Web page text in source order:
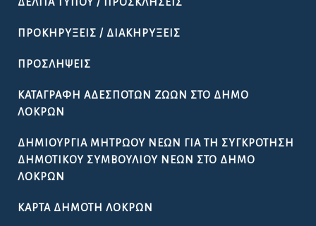
ΔΕΛΤΊΑ ΤΎΠΟΥ / ΠΡΟΣΚΛΉΣΕΙΣ
ΠΡΟΚΗΡΎΞΕΙΣ / ΔΙΑΚΗΡΎΞΕΙΣ
ΠΡΟΣΛΉΨΕΙΣ
ΚΑΤΑΓΡΑΦΉ ΑΔΈΣΠΟΤΩΝ ΖΏΩΝ ΣΤΟ ΔΉΜΟ
ΛΟΚΡΏΝ
ΔΗΜΙΟΥΡΓΊΑ ΜΗΤΡΏΟΥ ΝΈΩΝ ΓΙΑ ΤΗ ΣΥΓΚΡΌΤΗΣΗ
ΔΗΜΟΤΙΚΟΎ ΣΥΜΒΟΥΛΊΟΥ ΝΈΩΝ ΣΤΟ ΔΉΜΟ
ΛΟΚΡΏΝ
ΚΆΡΤΑ ΔΗΜΌΤΗ ΛΟΚΡΏΝ